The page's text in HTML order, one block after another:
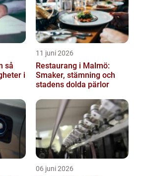
i
11 juni 2026
Restaurang i Malmö:
Smaker, stämning och
stadens dolda pärlor
06 juni 2026